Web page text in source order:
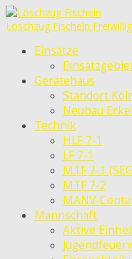
Löschzug Fischeln
Einsätze
Gerätehaus
Standort
Neubau
Technik
HLF 7-1
LF 7-1
MTF 7-1
MTF 7-2
MANV-
Mannschaft
Aktive